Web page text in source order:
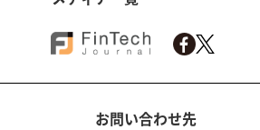
お問い合わせ先